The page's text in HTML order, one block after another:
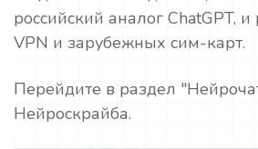
российский аналог ChatGPT, и
VPN и зарубежных сим-карт.
Перейдите в раздел
Нейроскрайба.